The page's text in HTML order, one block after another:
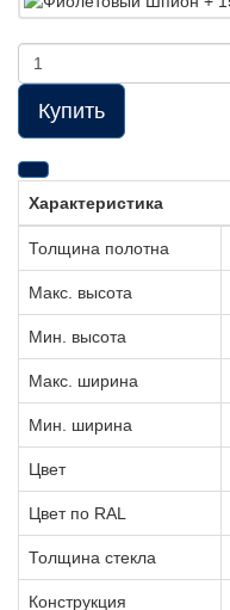
Купить
Характеристика
Толщина полотна
Макс. высота
Мин. высота
Макс. ширина
Мин. ширина
Цвет
Цвет по RAL
Толщина стекла
Конструкция